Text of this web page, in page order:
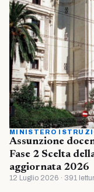
MINISTERO
Assunzione
Fase 2 Scelta
aggiornata 2026
12 Luglio 2026 · 391